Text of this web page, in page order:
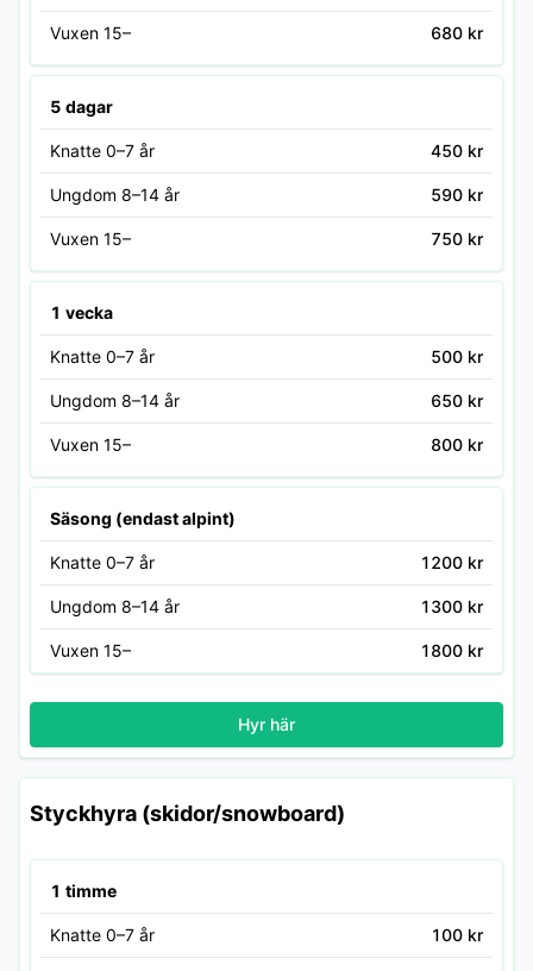
Vuxen 15– 680 kr
5 dagar
Knatte 0–7 år 450 kr
Ungdom 8–14 år 590 kr
Vuxen 15– 750 kr
1 vecka
Knatte 0–7 år 500 kr
Ungdom 8–14 år 650 kr
Vuxen 15– 800 kr
Säsong (endast alpint)
Knatte 0–7 år 1200 kr
Ungdom 8–14 år 1300 kr
Vuxen 15– 1800 kr
Hyr här
Styckhyra (skidor/snowboard)
1 timme
Knatte 0–7 år 100 kr